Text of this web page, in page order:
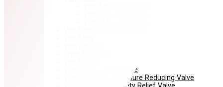
Van Cổng – Gate Valve
Van Giảm Áp – Pressure Reducing Valve